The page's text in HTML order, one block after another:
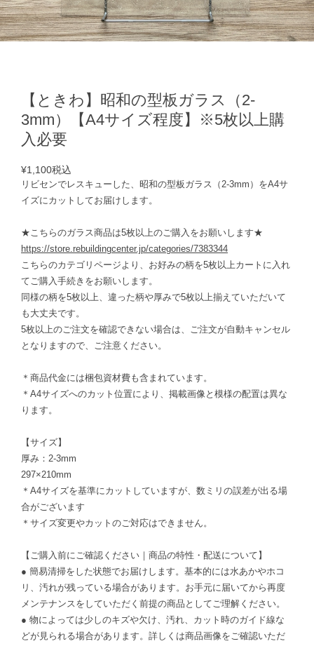
【ときわ】昭和の型板ガラス（2-
3mm）【A4サイズ程度】※5枚以上購
入必要
¥1,100税込
リビセンでレスキューした、昭和の型板ガラス（2-3mm）をA4サ
イズにカットしてお届けします。
★こちらのガラス商品は5枚以上のご購入をお願いします★
https://store.rebuildingcenter.jp/categories/7383344
こちらのカテゴリページより、お好みの柄を5枚以上カートに入れ
てご購入手続きをお願いします。
同様の柄を5枚以上、違った柄や厚みで5枚以上揃えていただいて
も大丈夫です。
5枚以上のご注文を確認できない場合は、ご注文が自動キャンセル
となりますので、ご注意ください。
＊商品代金には梱包資材費も含まれています。
＊A4サイズへのカット位置により、掲載画像と模様の配置は異な
ります。
【サイズ】
厚み：2-3mm
297×210mm
＊A4サイズを基準にカットしていますが、数ミリの誤差が出る場
合がございます
＊サイズ変更やカットのご対応はできません。
【ご購入前にご確認ください｜商品の特性・配送について】
● 簡易清掃をした状態でお届けします。基本的には水あかやホコ
リ、汚れが残っている場合があります。お手元に届いてから再度
メンテナンスをしていただく前提の商品としてご理解ください。
● 物によっては少しのキズや欠け、汚れ、カット時のガイド線な
どが見られる場合があります。詳しくは商品画像をご確認いただ